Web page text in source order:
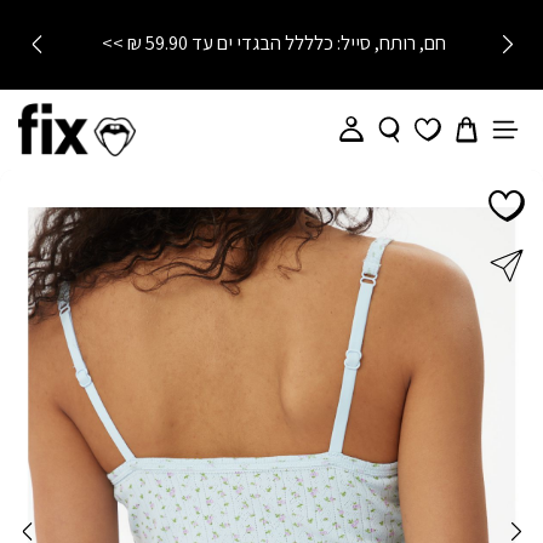
חם, רותח, סייל: כלללל הבגדי ים עד 59.90 ₪ >>